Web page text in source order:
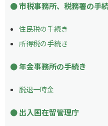
市税事務所、税務署の手
住民税の手続き
所得税の手続き
年金事務所の手続き
脱退一時金
出入国在留管理庁